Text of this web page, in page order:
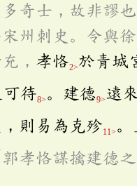
多奇士，故非謬
州刺史。令與
， 孝恪2>於青城
可待8> 。建德9>遠
則易為克殄11> 。
孝恪謀擒建德